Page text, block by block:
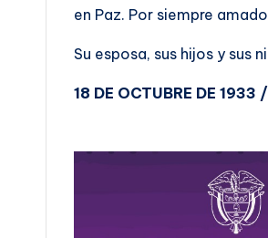
en Paz. Por siempre
Su esposa, sus hijos y sus
18 DE OCTUBRE DE